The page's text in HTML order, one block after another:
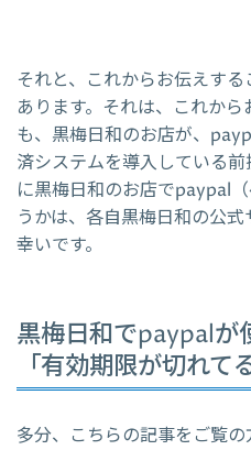
それと、これからお伝えす
あります。それは、これか
も、黒梅日和のお店が、
済システムを導入している
に黒梅日和のお店でpaypal
うかは、各自黒梅日和の公
幸いです。
黒梅日和でpaypalが
「有効期限が切れて
多分、こちらの記事をご覧